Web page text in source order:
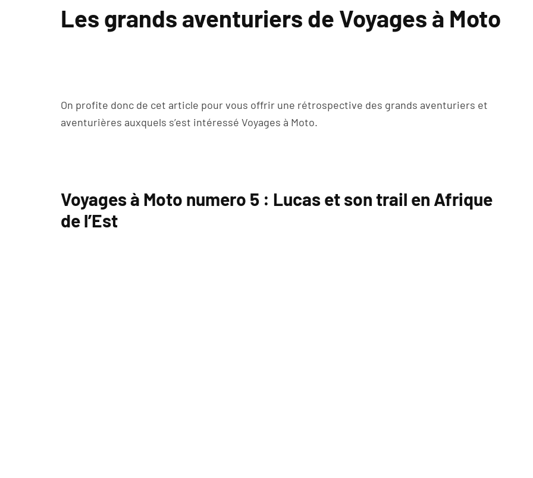
Les grands aventuriers de Voyages à Moto
On profite donc de cet article pour vous offrir une rétrospective des grands aventuriers et
aventurières auxquels s’est intéressé Voyages à Moto.
Voyages à Moto numero 5 : Lucas et son trail en Afrique
de l’Est